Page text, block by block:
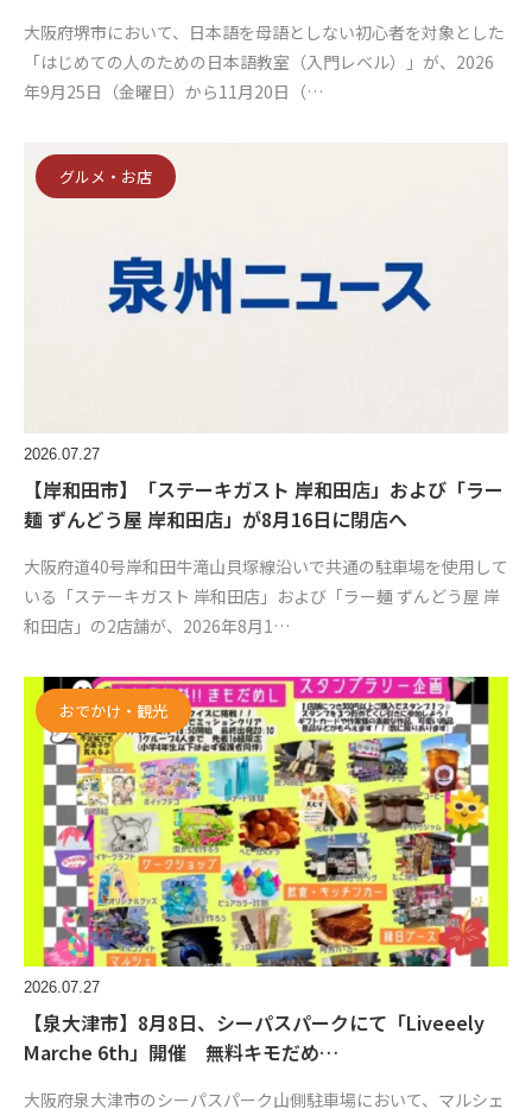
大阪府堺市において、日本語を母語としない初心者を対象とした
「はじめての人のための日本語教室（入門レベル）」が、2026
年9月25日（金曜日）から11月20日（…
グルメ・お店
2026.07.27
【岸和田市】「ステーキガスト 岸和田店」および「ラー
麺 ずんどう屋 岸和田店」が8月16日に閉店へ
大阪府道40号岸和田牛滝山貝塚線沿いで共通の駐車場を使用して
いる「ステーキガスト 岸和田店」および「ラー麺 ずんどう屋 岸
和田店」の2店舗が、2026年8月1…
おでかけ・観光
2026.07.27
【泉大津市】8月8日、シーパスパークにて「Liveeely
Marche 6th」開催 無料キモだめ…
大阪府泉大津市のシーパスパーク山側駐車場において、マルシェ